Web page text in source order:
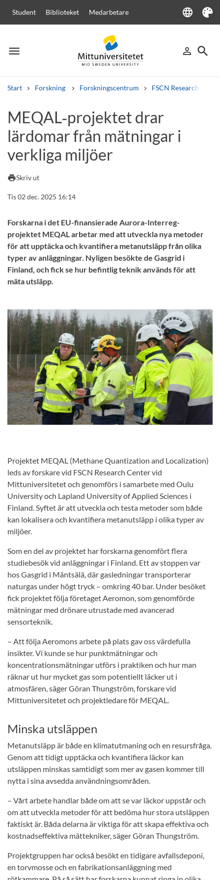
Student Biblioteket Medarbetare language
Language
Tema
menu
Meny person_outline
Logga in
search
Sök
Start Forskning Forskningscentrum FSCN Research
Andra söktjänster
Kurser och programKursplanerVälkomstbrevPersonal
Lediga jobb
MEQAL‑projektet drar
lärdomar från mätningar i
verkliga miljöer
printSkriv ut
Tis 02 dec. 2025 16:14
Forskarna i det EU-finansierade Aurora-Interreg-
projektet MEQAL arbetar med att utveckla nya metoder
för att upptäcka och kvantifiera metanutsläpp från olika
typer av anläggningar. Nyligen besökte de Gasgrid i
Finland, och fick se hur befintlig teknik används för att
mäta utsläpp.
Projektet MEQAL (Methane Quantization and Localization)
leds av forskare vid FSCN Research Center vid
Mittuniversitetet och genomförs i samarbete med Oulu
University och Lapland University of Applied Sciences i
Finland. Syftet är att utveckla och testa metoder som både
kan lokalisera och kvantifiera metanutsläpp i olika typer av
miljöer.
Som en del av projektet har forskarna genomfört flera
studiebesök vid anläggningar i Finland. Ett av stoppen var
hos Gasgrid i Mäntsälä, där gasledningar transporterar
naturgas under högt tryck – omkring 40 bar. Under besöket
fick projektet följa företaget Aeromon, som genomförde
mätningar med drönare utrustade med avancerad
sensorteknik.
– Att följa Aeromons arbete på plats gav oss värdefulla
insikter. Vi kunde se hur punktmätningar och
koncentrationsmätningar utförs i praktiken och hur man
räknar ut hur mycket gas som potentiellt läcker ut i
atmosfären, säger Göran Thungström, forskare vid
Mittuniversitetet och projektledare för MEQAL.
Minska utsläppen
Metanutsläpp är både en klimatutmaning och en resursfråga.
Genom att tidigt upptäcka och kvantifiera läckor kan
utsläppen minskas samtidigt som mer av gasen kommer till
nytta i sina avsedda användningsområden.
– Vårt arbete handlar både om att se var läckor uppstår och
om att utveckla metoder för att bedöma hur stora utsläppen
faktiskt är. Båda delarna är viktiga för att skapa effektiva och
kostnadseffektiva mättekniker, säger Göran Thungström.
Projektgruppen har också besökt en tidigare avfallsdeponi,
en torvmosse och en fabrikationsanläggning med